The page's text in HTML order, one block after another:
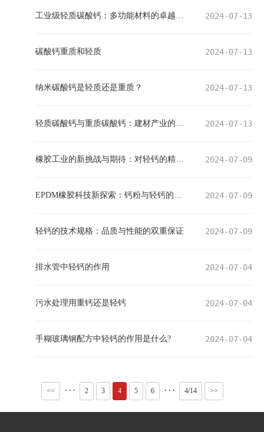
2024-07-13
工业级轻质碳酸钙：多功能材料的卓越性能与广泛应用
2024-07-13
碳酸钙重质和轻质
2024-07-13
纳米碳酸钙是轻质还是重质？
2024-07-13
轻质碳酸钙与重质碳酸钙：建材产业的双生瑰宝
2024-07-09
橡胶工业的新挑战与期待：对轻钙的精细化要求
2024-07-09
EPDM橡胶科技新探索：钙粉与轻钙的深度应用与影响
2024-07-09
轻钙的技术规格：品质与性能的双重保证
2024-07-04
排水管中轻钙的作用
2024-07-04
污水处理用重钙还是轻钙
2024-07-04
手糊玻璃钢配方中轻钙的作用是什么?
<< ··· 2 3 4 5 6 ··· 4/14 >>